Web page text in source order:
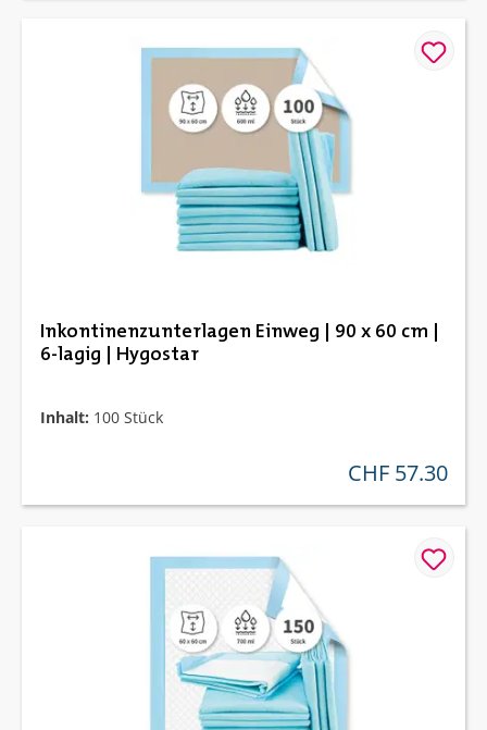
Inkontinenzunterlagen Einweg | 90 x 60 cm |
6-lagig | Hygostar
Inhalt: 100 Stück
regulärer preis:
CHF 57.30